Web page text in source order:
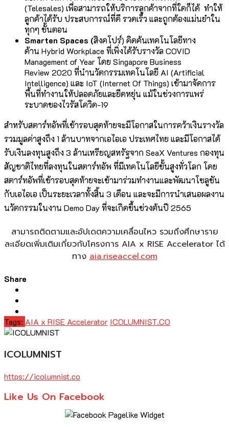
(Telesales) เพื่อสามารถให้บริการลูกค้าจากที่ใดก็ได้ ทำให้
ลูกค้าได้รับ ประสบการณ์ที่ดี รวดเร็ว และถูกต้องแม่นยำใน
ทุกๆ ขั้นตอน
Smarten Spaces (สิงคโปร์) คิดค้นเทคโนโลยีทาง
ด้าน Hybrid Workplace ที่เพิ่งได้รับรางวัล COVID
Management of Yearโดย Singapore Business
Review 2020 ที่นำนวัตกรรมเทคโนโลยี AI (Artificial
Intelligence) และ IoT (Internet Of Things) เข้ามาจัดการ
พื้นที่ทำงานให้ปลอดภัยและยืดหยุ่น แม้ในช่วงการแพร่
ระบาดของไวรัสโควิด-19
สำหรับสตาร์ทอัพที่เข้ารอบสุดท้ายจะมีโอกาสในการคว้าเงินรางวัล
รวมมูลค่าสูงถึง 1 ล้านบาทจากเอไอเอ ประเทศไทย และมีโอกาสได้
รับเงินลงทุนสูงถึง 3 ล้านเหรียญสหรัฐจาก SeaX Ventures กองทุน
สัญชาติไทยที่ลงทุนในสตาร์ทอัพ ที่มีเทคโนโลยีขั้นสูงทั่วโลก โดย
สตาร์ทอัพที่เข้ารอบสุดท้ายจะเข้ามาร่วมทำงานและพัฒนาโซลูชัน
กับเอไอเอ เป็นระยะเวลาทั้งสิ้น 3 เดือน และจะมีการนำเสนอผลงาน
นวัตกรรมในงาน Demo Day ที่จะเกิดขึ้นช่วงต้นปี 2565
สามารถติดตามและอัปเดตความเคลื่อนไหว รวมถึงศึกษาราย
ละเอียดเพิ่มเติมเกี่ยวกับโครงการ AIA x RISE Accelerator ได้
ทาง aia.riseaccel.com
Share
Tags: AIA x RISE Accelerator ICOLUMNIST.CO
ICOLUMNIST
https://icolumnist.co
Like Us On Facebook